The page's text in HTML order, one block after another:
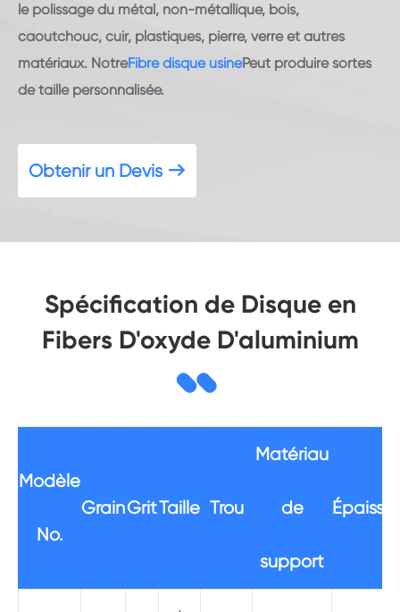
le polissage du métal, non-métallique, bois,
caoutchouc, cuir, plastiques, pierre, verre et autres
matériaux. NotreFibre disque usinePeut produire sortes
de taille personnalisée.
Obtenir un Devis 
Spécification de Disque en
Fibers D'oxyde D'aluminium
Modèle
No.
GrainGritTaille Trou
Matériau
de
support